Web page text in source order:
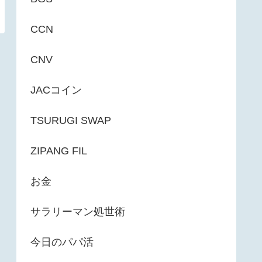
CCN
CNV
JACコイン
TSURUGI SWAP
ZIPANG FIL
お金
サラリーマン処世術
今日のパパ活